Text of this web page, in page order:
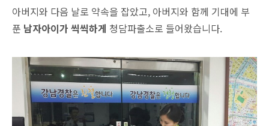
아버지와 다음 날로 약속을 잡았고, 아버지와 함께 기대에 부
푼 남자아이가 씩씩하게 청담파출소로 들어왔습니다.